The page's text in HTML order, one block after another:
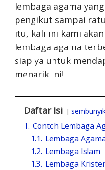
lembaga agama
pengikut sampai
itu, kali ini kami
lembaga agama
siap ya untuk
menarik ini!
Daftar Isi
1. Contoh Lembaga
1.1. Lembaga
1.2. Lembaga Islam
1.3. Lembaga